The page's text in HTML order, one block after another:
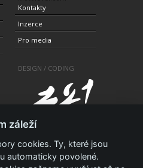
Kontakty
Inzerce
Pro media
DESIGN / CODING
záleží
cookies. Ty, které jsou
automaticky povolené.